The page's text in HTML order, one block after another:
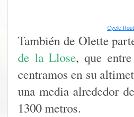
Cycle
También de Olette
de la Llose, que
centramos en su
una media alrededor
1300 metros.